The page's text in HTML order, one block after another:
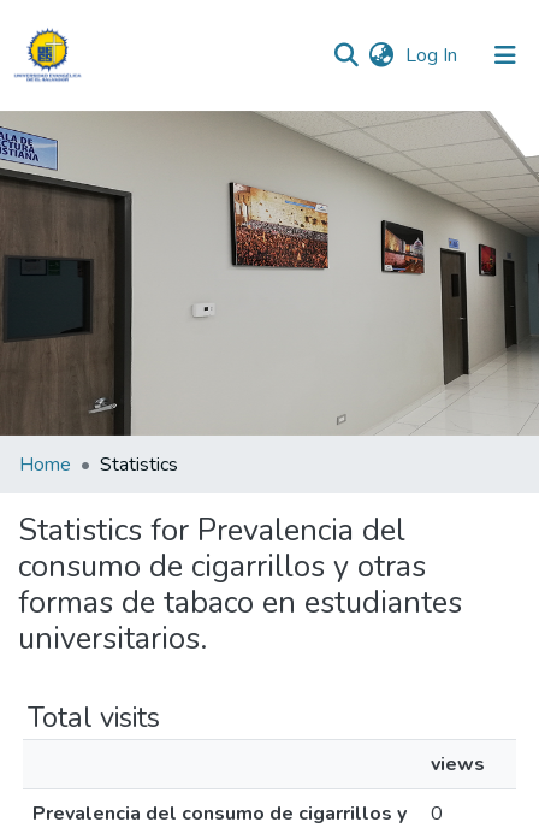
Log In (current)
Communities & Collections
All of DSpace
Home Statistics
Statistics for Prevalencia del
consumo de cigarrillos y otras
formas de tabaco en estudiantes
universitarios.
Total visits
views
Prevalencia del consumo de cigarrillos y
0